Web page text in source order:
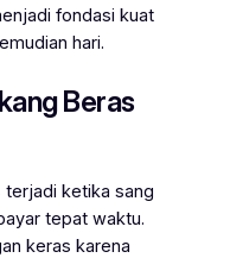
fondasi kuat
hari.
Beras
terjadi ketika sang
tepat waktu.
keras karena